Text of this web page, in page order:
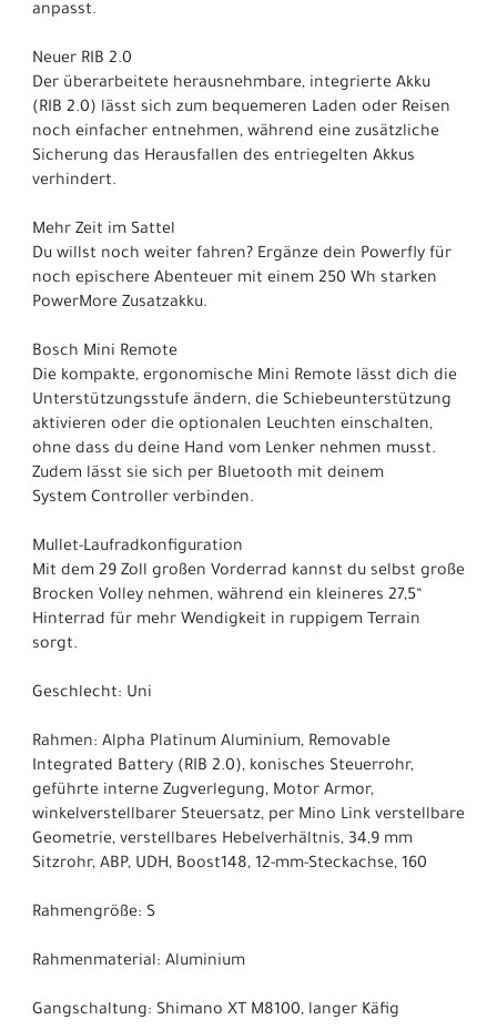
anpasst.
Neuer RIB 2.0
Der überarbeitete herausnehmbare, integrierte Akku
(RIB 2.0) lässt sich zum bequemeren Laden oder Reisen
noch einfacher entnehmen, während eine zusätzliche
Sicherung das Herausfallen des entriegelten Akkus
verhindert.
Mehr Zeit im Sattel
Du willst noch weiter fahren? Ergänze dein Powerfly für
noch epischere Abenteuer mit einem 250 Wh starken
PowerMore Zusatzakku.
Bosch Mini Remote
Die kompakte, ergonomische Mini Remote lässt dich die
Unterstützungsstufe ändern, die Schiebeunterstützung
aktivieren oder die optionalen Leuchten einschalten,
ohne dass du deine Hand vom Lenker nehmen musst.
Zudem lässt sie sich per Bluetooth mit deinem
System Controller verbinden.
Mullet-Laufradkonfiguration
Mit dem 29 Zoll großen Vorderrad kannst du selbst große
Brocken Volley nehmen, während ein kleineres 27,5“
Hinterrad für mehr Wendigkeit in ruppigem Terrain
sorgt.
Geschlecht: Uni
Rahmen: Alpha Platinum Aluminium, Removable
Integrated Battery (RIB 2.0), konisches Steuerrohr,
geführte interne Zugverlegung, Motor Armor,
winkelverstellbarer Steuersatz, per Mino Link verstellbare
Geometrie, verstellbares Hebelverhältnis, 34,9 mm
Sitzrohr, ABP, UDH, Boost148, 12-mm-Steckachse, 160
Rahmengröße: S
Rahmenmaterial: Aluminium
Gangschaltung: Shimano XT M8100, langer Käfig